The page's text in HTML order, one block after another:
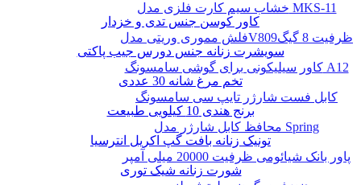
خشاب سیم کارت فلزی مدل MKS-11
فلش مموری وریتی مدلV809ظرفیت 8 گیگ
کاور سیلیکونی برای گوشی سامسونگ A12
کابل فست شارژر تایپ سی سامسونگ
محافظ کابل شارژر مدل Spring
پاور بانک شیائومی ظرفیت 20000 میلی آمپر
کاور کوسن جنس تدی و خزدار
سویشرت زنانه جنس دورس جیب پاکتی
تخم مرغ شانه 30 عددی
برنج هندی 10 کیلویی طبیعت
تونیک زنانه بافت گپ اکریل انترسیا
شورت زنانه شیک توری